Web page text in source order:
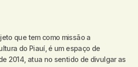
que tem como missão a
do Piauí, é um espaço de
2014, atua no sentido de divulgar as